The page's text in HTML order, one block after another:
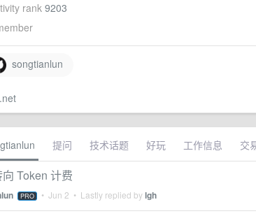
rank 9203
songtianlun
提问 技术话题 好玩 工作信息 交
Token 计费
PRO • Jun 2 • Lastly replied bylgh